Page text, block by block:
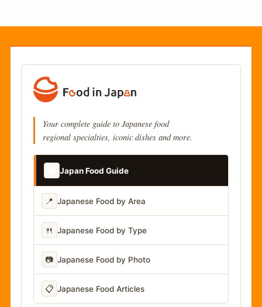
Your complete guide to Japanese food
regional specialties, iconic dishes and more.
Japan Food Guide
📍 Japanese Food by Area
🍴 Japanese Food by Type
📷 Japanese Food by Photo
📋 Japanese Food Articles